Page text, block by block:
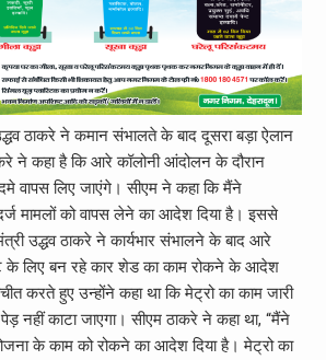
ठाकरे ने कमान संभालते के बाद दूसरा बड़ा ऐलान
ने कहा है कि आरे कॉलोनी आंदोलन के दौरान
वापस लिए जाएंगे। सीएम ने कहा कि मैंने
मामलों को वापस लेने का आदेश दिया है। इससे
उद्धव ठाकरे ने कार्यभार संभालने के बाद आरे
के लिए बन रहे कार शेड का काम रोकने के आदेश
करते हुए उन्होंने कहा था कि मेट्रो का काम जारी
नहीं काटा जाएगा। सीएम ठाकरे ने कहा था, “मैंने
के काम को रोकने का आदेश दिया है। मेट्रो का